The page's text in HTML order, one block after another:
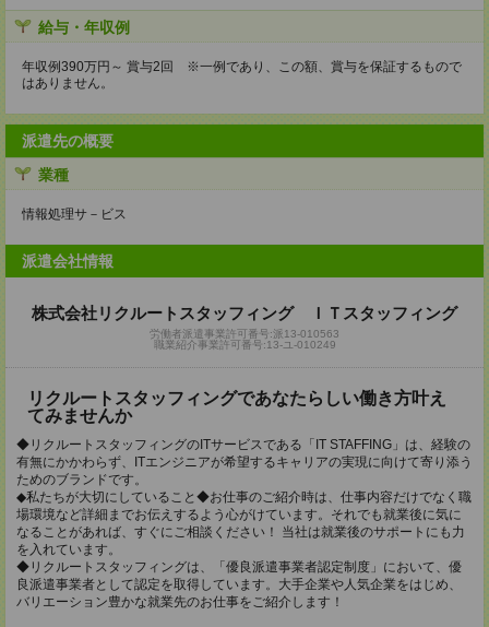
給与・年収例
年収例390万円～ 賞与2回 ※一例であり、この額、賞与を保証するもので
はありません。
派遣先の概要
業種
情報処理サ－ビス
派遣会社情報
株式会社リクルートスタッフィング ＩＴスタッフィング
労働者派遣事業許可番号:派13-010563
職業紹介事業許可番号:13-ユ-010249
リクルートスタッフィングであなたらしい働き方叶え
てみませんか
◆リクルートスタッフィングのITサービスである「IT STAFFING」は、経験の
有無にかかわらず、ITエンジニアが希望するキャリアの実現に向けて寄り添う
ためのブランドです。
◆私たちが大切にしていること◆お仕事のご紹介時は、仕事内容だけでなく職
場環境など詳細までお伝えするよう心がけています。それでも就業後に気に
なることがあれば、すぐにご相談ください！ 当社は就業後のサポートにも力
を入れています。
◆リクルートスタッフィングは、「優良派遣事業者認定制度」において、優
良派遣事業者として認定を取得しています。大手企業や人気企業をはじめ、
バリエーション豊かな就業先のお仕事をご紹介します！